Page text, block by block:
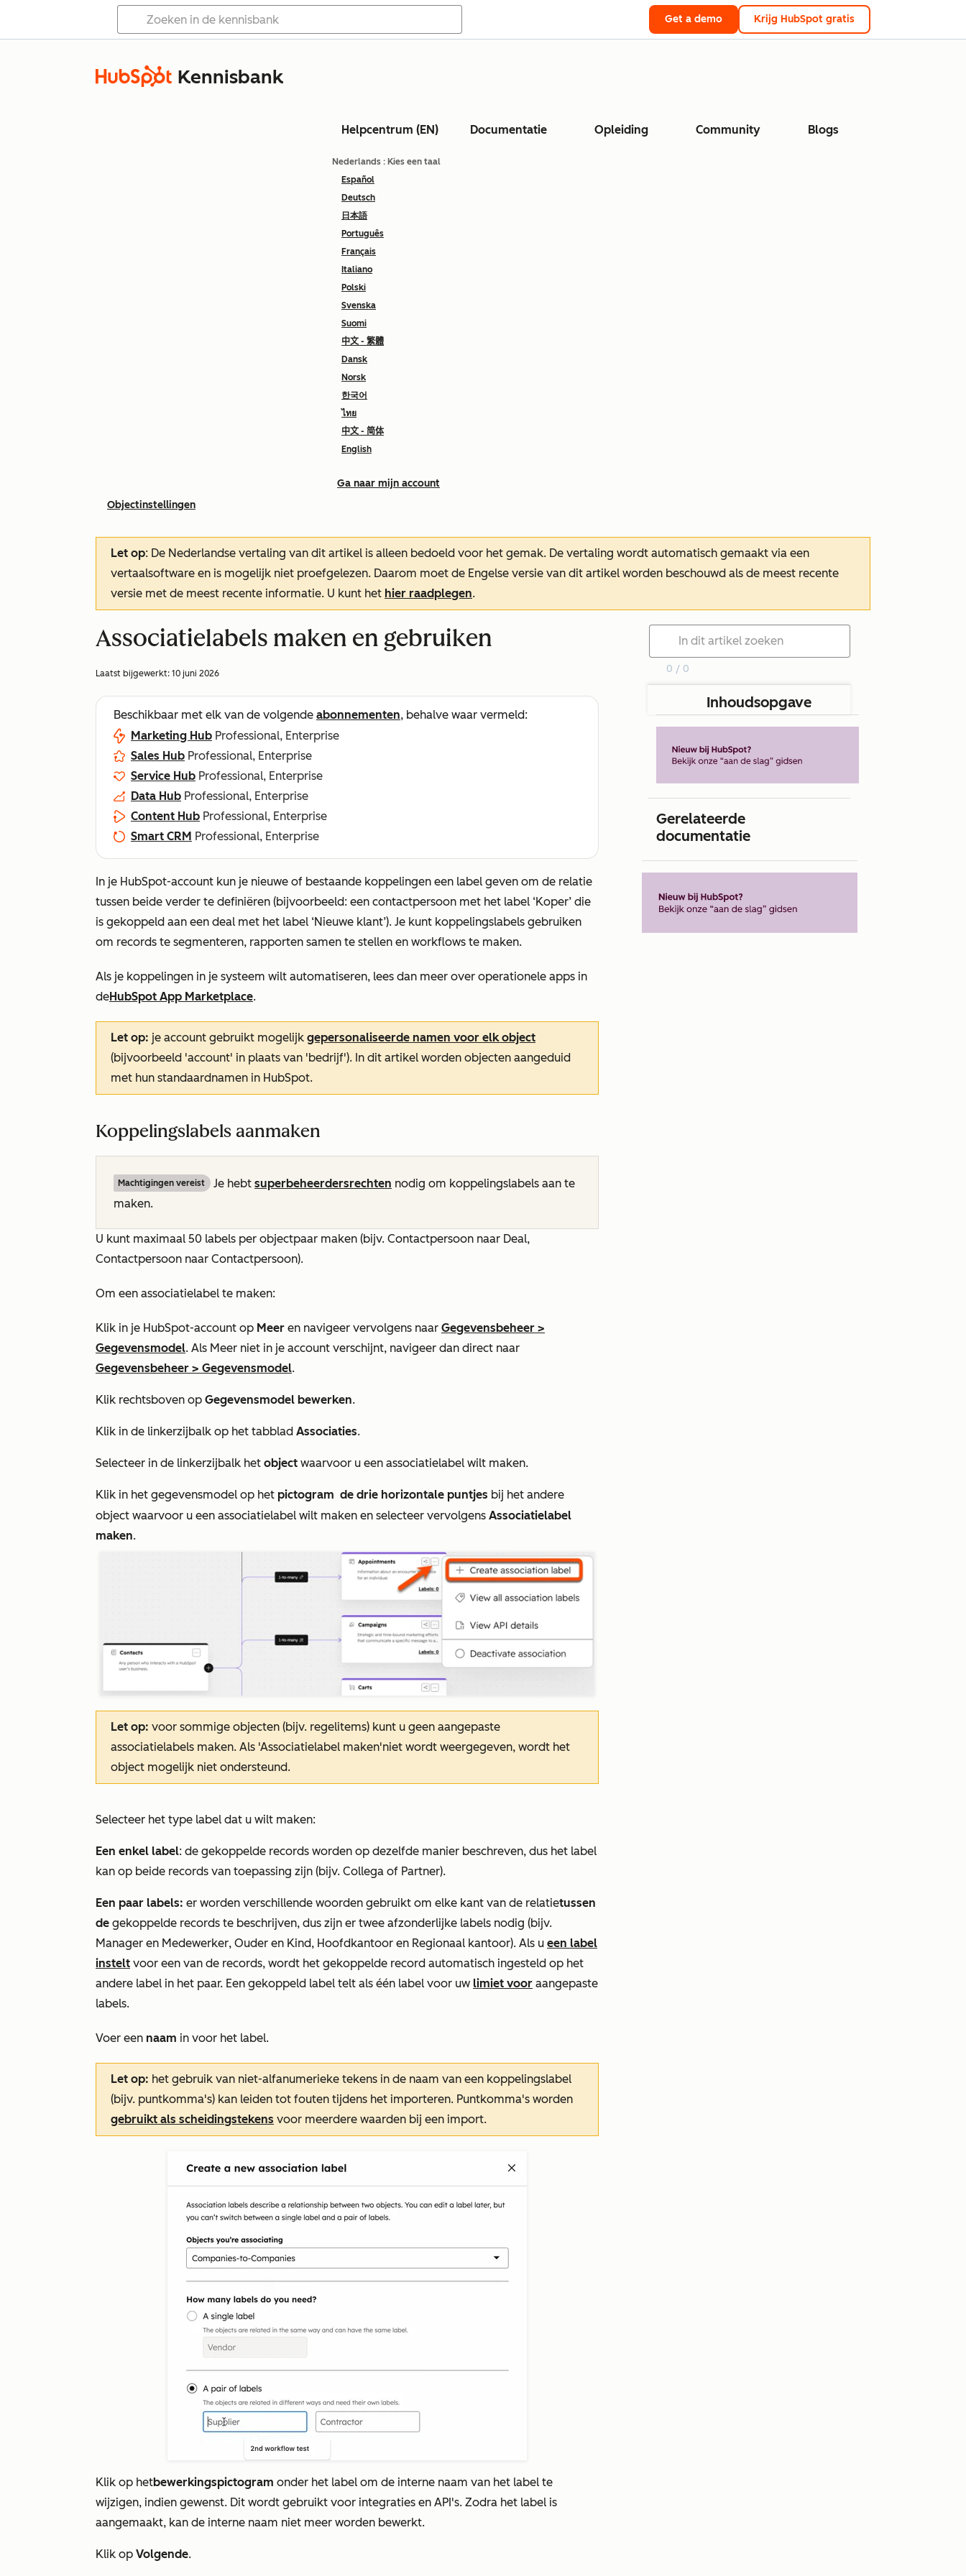
Get a demo Krijg HubSpot gratis
Kennisbank
Helpcentrum (EN) Documentatie Opleiding Community Blogs
Nederlands : Kies een taal
Español
Deutsch
日本語
Português
Français
Italiano
Polski
Svenska
Suomi
中文 - 繁體
Dansk
Norsk
한국어
ไทย
中文 - 简体
English
Ga naar mijn account
Objectinstellingen
Let op: De Nederlandse vertaling van dit artikel is alleen bedoeld voor het gemak. De vertaling wordt automatisch gemaakt via een
vertaalsoftware en is mogelijk niet proefgelezen. Daarom moet de Engelse versie van dit artikel worden beschouwd als de meest recente
versie met de meest recente informatie. U kunt het hier raadplegen.
Associatielabels maken en gebruiken
Laatst bijgewerkt: 10 juni 2026
Beschikbaar met elk van de volgende abonnementen, behalve waar vermeld:
Marketing Hub Professional, Enterprise
Sales Hub Professional, Enterprise
Service Hub Professional, Enterprise
Data Hub Professional, Enterprise
Content Hub Professional, Enterprise
Smart CRM Professional, Enterprise
In je HubSpot-account kun je nieuwe of bestaande koppelingen een label geven om de relatie
tussen beide verder te definiëren (bijvoorbeeld: een contactpersoon met het label ‘Koper’ die
is gekoppeld aan een deal met het label ‘Nieuwe klant’). Je kunt koppelingslabels gebruiken
om records te segmenteren, rapporten samen te stellen en workflows te maken.
Als je koppelingen in je systeem wilt automatiseren, lees dan meer over operationele apps in
deHubSpot App Marketplace.
Let op: je account gebruikt mogelijk gepersonaliseerde namen voor elk object
(bijvoorbeeld 'account' in plaats van 'bedrijf'). In dit artikel worden objecten aangeduid
met hun standaardnamen in HubSpot.
Koppelingslabels aanmaken
Machtigingen vereist Je hebt superbeheerdersrechten nodig om koppelingslabels aan te
maken.
U kunt maximaal 50 labels per objectpaar maken (bijv. Contactpersoon naar Deal,
Contactpersoon naar Contactpersoon).
Om een associatielabel te maken:
Klik in je HubSpot-account op Meer en navigeer vervolgens naar Gegevensbeheer >
Gegevensmodel. Als Meer niet in je account verschijnt, navigeer dan direct naar
Gegevensbeheer > Gegevensmodel.
Klik rechtsboven op Gegevensmodel bewerken.
Klik in de linkerzijbalk op het tabblad Associaties.
Selecteer in de linkerzijbalk het object waarvoor u een associatielabel wilt maken.
Klik in het gegevensmodel op het pictogram de drie horizontale puntjes bij het andere
object waarvoor u een associatielabel wilt maken en selecteer vervolgens Associatielabel
maken.
Let op: voor sommige objecten (bijv. regelitems) kunt u geen aangepaste
associatielabels maken. Als 'Associatielabel maken'niet wordt weergegeven, wordt het
object mogelijk niet ondersteund.
Selecteer het type label dat u wilt maken:
Een enkel label: de gekoppelde records worden op dezelfde manier beschreven, dus het label
kan op beide records van toepassing zijn (bijv. Collega of Partner).
Een paar labels: er worden verschillende woorden gebruikt om elke kant van de relatietussen
de gekoppelde records te beschrijven, dus zijn er twee afzonderlijke labels nodig (bijv.
Manager en Medewerker, Ouder en Kind, Hoofdkantoor en Regionaal kantoor). Als u een label
instelt voor een van de records, wordt het gekoppelde record automatisch ingesteld op het
andere label in het paar. Een gekoppeld label telt als één label voor uw limiet voor aangepaste
labels.
Voer een naam in voor het label.
Let op: het gebruik van niet-alfanumerieke tekens in de naam van een koppelingslabel
(bijv. puntkomma's) kan leiden tot fouten tijdens het importeren. Puntkomma's worden
gebruikt als scheidingstekens voor meerdere waarden bij een import.
Klik op hetbewerkingspictogram onder het label om de interne naam van het label te
wijzigen, indien gewenst. Dit wordt gebruikt voor integraties en API's. Zodra het label is
aangemaakt, kan de interne naam niet meer worden bewerkt.
Klik op Volgende.
0 / 0
Inhoudsopgave
Gerelateerde
documentatie